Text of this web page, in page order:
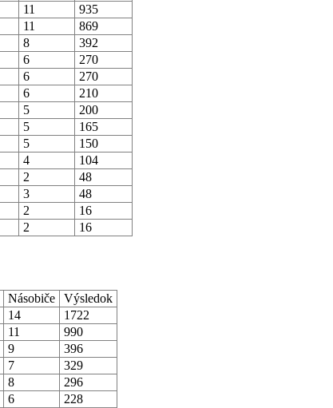
11
935
11
869
8
392
6
270
6
270
6
210
5
200
5
165
5
150
4
104
2
48
3
48
2
16
2 16
Násobiče
Výsledok
14
1722
11
990
9
396
7
329
8
296
6
228